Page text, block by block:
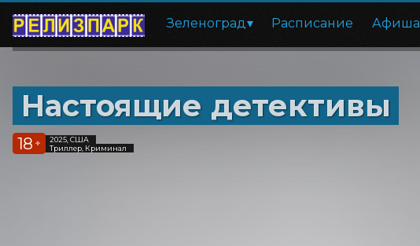
Зеленоград Расписание Афиша
Настоящие детективы
18 +
2025, США
Триллер, Криминал